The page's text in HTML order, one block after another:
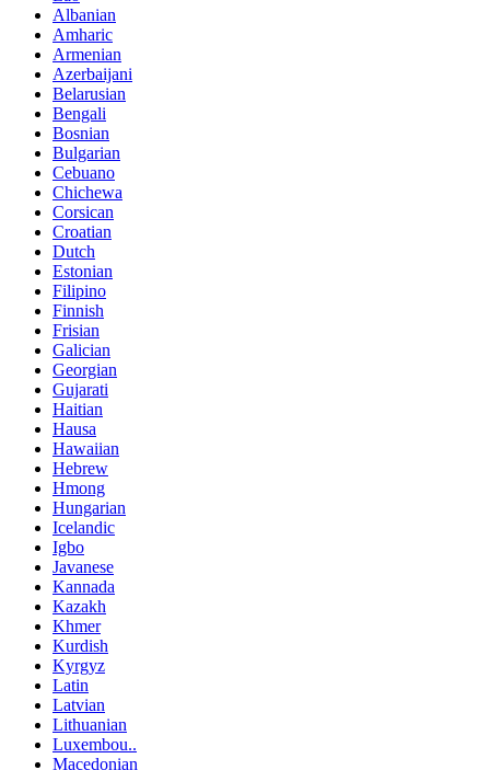
Albanian
Amharic
Armenian
Azerbaijani
Belarusian
Bengali
Bosnian
Bulgarian
Cebuano
Chichewa
Corsican
Croatian
Dutch
Estonian
Filipino
Finnish
Frisian
Galician
Georgian
Gujarati
Haitian
Hausa
Hawaiian
Hebrew
Hmong
Hungarian
Icelandic
Igbo
Javanese
Kannada
Kazakh
Khmer
Kurdish
Kyrgyz
Latin
Latvian
Lithuanian
Luxembou..
Macedonian